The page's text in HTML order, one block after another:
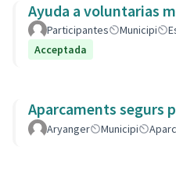
Ayuda a voluntarias
Participantes Municipi
Acceptada
Aparcaments segurs
Aryanger Municipi